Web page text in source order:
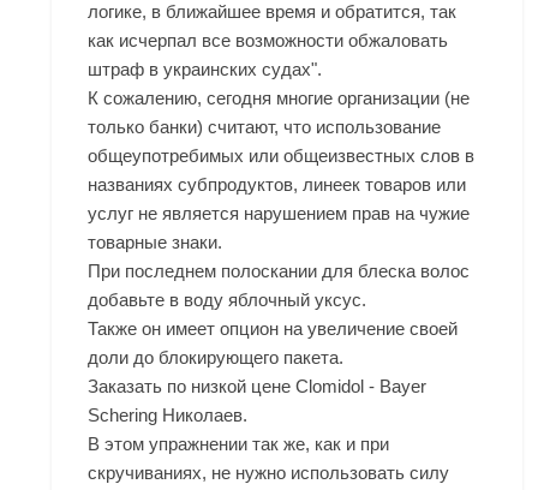
логике, в ближайшее время и обратится, так
как исчерпал все возможности обжаловать
штраф в украинских судах".
К сожалению, сегодня многие организации (не
только банки) считают, что использование
общеупотребимых или общеизвестных слов в
названиях субпродуктов, линеек товаров или
услуг не является нарушением прав на чужие
товарные знаки.
При последнем полоскании для блеска волос
добавьте в воду яблочный уксус.
Также он имеет опцион на увеличение своей
доли до блокирующего пакета.
Заказать по низкой цене Clomidol - Bayer
Schering Николаев.
В этом упражнении так же, как и при
скручиваниях, не нужно использовать силу